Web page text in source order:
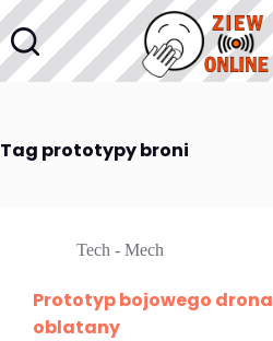
Przejdź
do
treści
Tag prototypy broni
Tech - Mech
Prototyp bojowego drona
oblatany